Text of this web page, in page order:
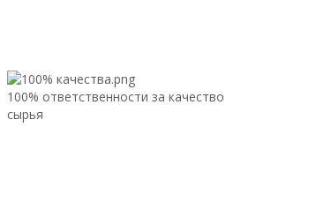
100% ответственности за качество
сырья